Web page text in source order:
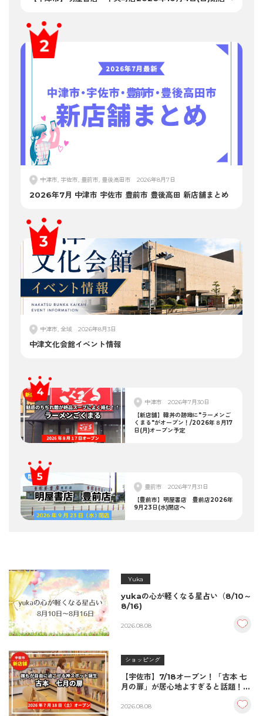
中津市, 宇佐市, 豊前市, 豊後高田市 2026年8月7日
2026年7月 中津市 宇佐市 豊前市 豊後高田 新店舗まとめ
中津市, 全域 2026年8月3日
中津文化会館イベント情報
中津市
2026年7月30日
【新店舗】韓丼の跡地に"ラーメンご
くまる"がオープン！/2026年８月17
日(月)オープン予定
豊前市
2026年7月31日
【豊前市】明屋書店 豊前店2026年
9月23日(水)閉店へ
Yuka
yukaの心が軽くなる星占い（8/10～
8/16)
2026.08.08
ショッピング
【宇佐市】7/18オープン！「古本 七
月の扉」が居心地よすぎると話題！絶
至福の読書空間
2026.08.08